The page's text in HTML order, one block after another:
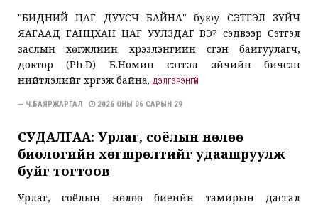
"БИДНИЙ ЦАГ ДУУСЧ БАЙНА" буюу СЭТГЭЛ ЗҮЙЧ
ЯАГААД ГАНЦХАН ЦАГ УУЛЗДАГ ВЭ? сэдвээр Сэтгэл
заслын хөгжлийн хүрээлэнгийн үүсгэн байгуулагч,
доктор (Ph.D) Б.Номин сэтгэл зүйчийн бичсэн
нийтлэлийг хүргэж байна. ДЭЛГЭРЭНГҮЙ
— Ч.БАЯРЖАРГАЛ 2026 ОНЫ 06 САРЫН 29
СУДАЛГАА: Урлаг, соёлын нөлөө
биологийн хөгшрөлтийг удаашруулж
буйг тогтоов
Урлаг, соёлын нөлөө биеийн тамирын дасгал